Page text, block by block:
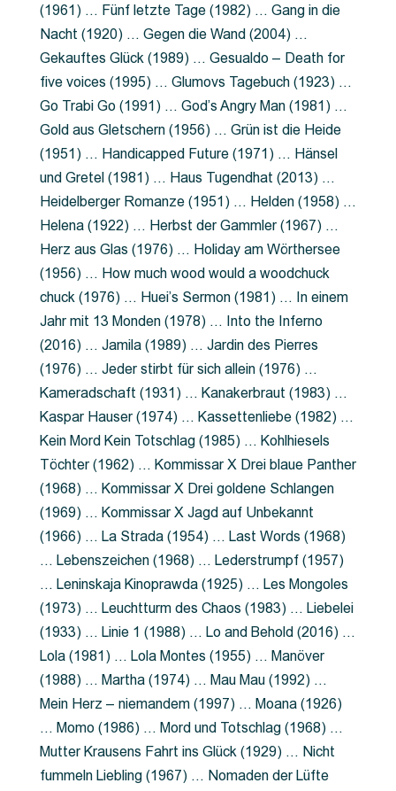
(1961) … Fünf letzte Tage (1982) … Gang in die
Nacht (1920) … Gegen die Wand (2004) …
Gekauftes Glück (1989) … Gesualdo – Death for
five voices (1995) … Glumovs Tagebuch (1923) …
Go Trabi Go (1991) … God’s Angry Man (1981) …
Gold aus Gletschern (1956) … Grün ist die Heide
(1951) … Handicapped Future (1971) … Hänsel
und Gretel (1981) … Haus Tugendhat (2013) …
Heidelberger Romanze (1951) … Helden (1958) …
Helena (1922) … Herbst der Gammler (1967) …
Herz aus Glas (1976) … Holiday am Wörthersee
(1956) … How much wood would a woodchuck
chuck (1976) … Huei’s Sermon (1981) … In einem
Jahr mit 13 Monden (1978) … Into the Inferno
(2016) … Jamila (1989) … Jardin des Pierres
(1976) … Jeder stirbt für sich allein (1976) …
Kameradschaft (1931) … Kanakerbraut (1983) …
Kaspar Hauser (1974) … Kassettenliebe (1982) …
Kein Mord Kein Totschlag (1985) … Kohlhiesels
Töchter (1962) … Kommissar X Drei blaue Panther
(1968) … Kommissar X Drei goldene Schlangen
(1969) … Kommissar X Jagd auf Unbekannt
(1966) … La Strada (1954) … Last Words (1968)
… Lebenszeichen (1968) … Lederstrumpf (1957)
… Leninskaja Kinoprawda (1925) … Les Mongoles
(1973) … Leuchtturm des Chaos (1983) … Liebelei
(1933) … Linie 1 (1988) … Lo and Behold (2016) …
Lola (1981) … Lola Montes (1955) … Manöver
(1988) … Martha (1974) … Mau Mau (1992) …
Mein Herz – niemandem (1997) … Moana (1926)
… Momo (1986) … Mord und Totschlag (1968) …
Mutter Krausens Fahrt ins Glück (1929) … Nicht
fummeln Liebling (1967) … Nomaden der Lüfte